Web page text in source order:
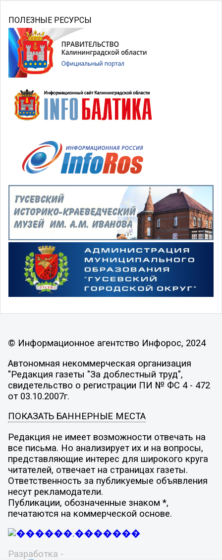
ПОЛЕЗНЫЕ РЕСУРСЫ
© Информационное агентство Инфорос, 2024
Автономная некоммерческая организация
"Редакция газеты "За доблестный труд",
свидетельство о регистрации ПИ № ФС 4 - 472
от 03.10.2007г.
ПОКАЗАТЬ БАННЕРНЫЕ МЕСТА
Редакция не имеет возможности отвечать на
все письма. Но анализирует их и на вопросы,
представляющие интерес для широкого круга
читателей, отвечает на страницах газеты.
Ответственность за публикуемые объявления
несут рекламодатели.
Публикации, обозначенные знаком *,
печатаются на коммерческой основе.
Разработка -